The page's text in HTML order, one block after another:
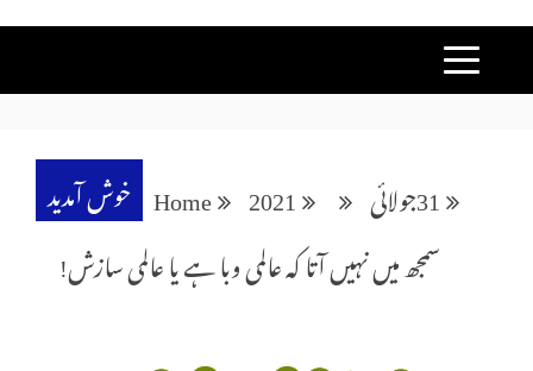
خوش آمدید Home 2021 جولائی31
سمجھ میں نہیں آتا کہ عالمی وبا ہے یا عالمی سازش!